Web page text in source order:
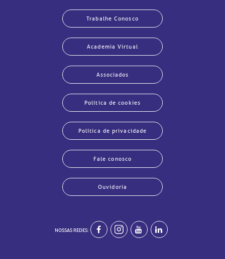
Trabalhe Conosco
Academia Virtual
Associados
Política de cookies
Política de privacidade
Fale conosco
Ouvidoria
NOSSAS REDES: